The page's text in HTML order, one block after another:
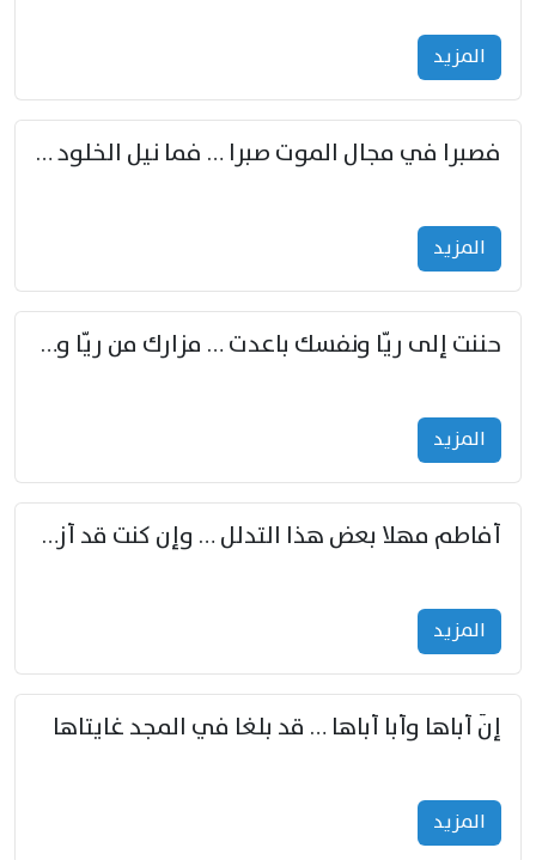
المزید
فصبرا في مجال الموت صبرا … فما نيل الخلود بمستطاع
المزید
حننت إلى ريّا ونفسك باعدت … مزارك من ريّا وشعباكما معا
المزید
أفاطم مهلا بعض هذا التدلل … وإن كنت قد أزمعت صرمي فأجملي
المزید
إنّ أباها وأبا أباها … قد بلغا في المجد غايتاها
المزید